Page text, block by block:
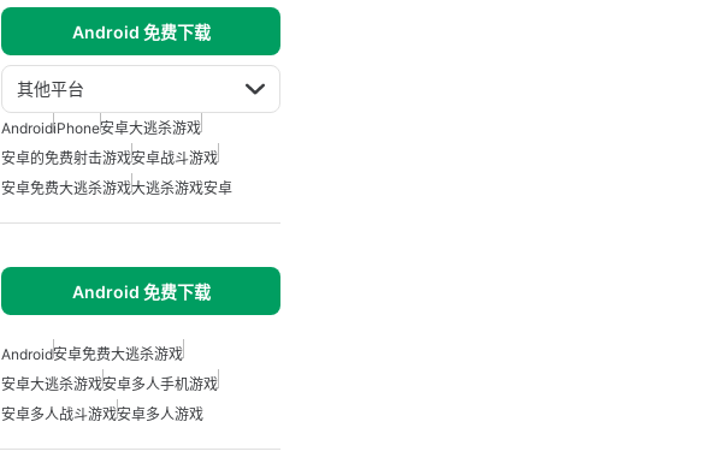
Android 免费下载
其他平台
AndroidiPhone安卓大逃杀游戏
安卓的免费射击游戏安卓战斗游戏
安卓免费大逃杀游戏大逃杀游戏安卓
Android 免费下载
Android安卓免费大逃杀游戏
安卓大逃杀游戏安卓多人手机游戏
安卓多人战斗游戏安卓多人游戏